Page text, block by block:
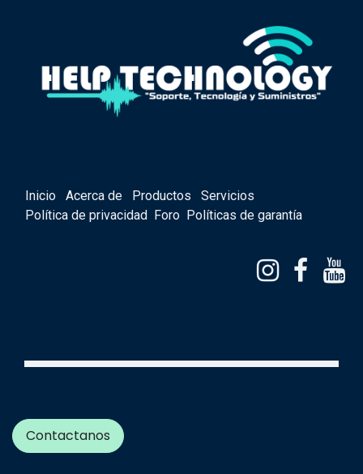
Inicio Acerca de Productos
Servicios
Política de privacidad
Foro Políticas de garantía
Contactanos